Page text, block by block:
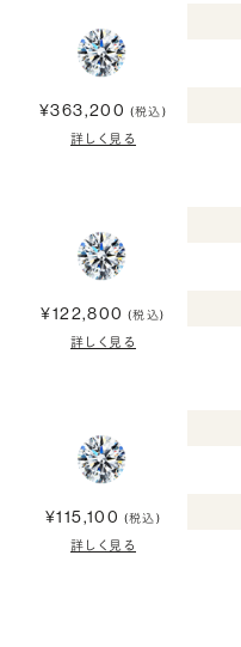
¥363,200 (税込)
詳しく見る
¥122,800 (税込)
詳しく見る
¥115,100 (税込)
詳しく見る